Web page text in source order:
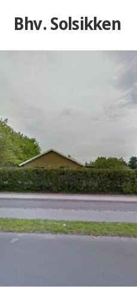
Bhv. Solsikken